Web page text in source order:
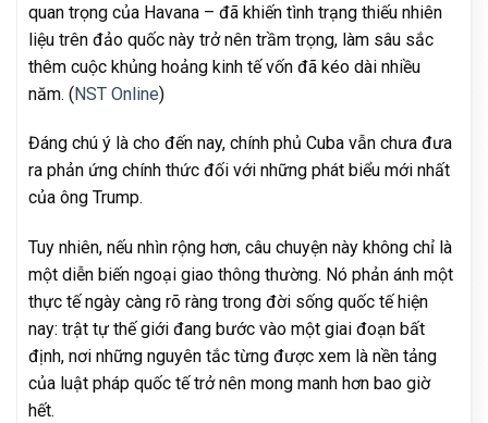
quan trọng của Havana – đã khiến tình trạng thiếu nhiên
liệu trên đảo quốc này trở nên trầm trọng, làm sâu sắc
thêm cuộc khủng hoảng kinh tế vốn đã kéo dài nhiều
năm. (NST Online)
Đáng chú ý là cho đến nay, chính phủ Cuba vẫn chưa đưa
ra phản ứng chính thức đối với những phát biểu mới nhất
của ông Trump.
Tuy nhiên, nếu nhìn rộng hơn, câu chuyện này không chỉ là
một diễn biến ngoại giao thông thường. Nó phản ánh một
thực tế ngày càng rõ ràng trong đời sống quốc tế hiện
nay: trật tự thế giới đang bước vào một giai đoạn bất
định, nơi những nguyên tắc từng được xem là nền tảng
của luật pháp quốc tế trở nên mong manh hơn bao giờ
hết.